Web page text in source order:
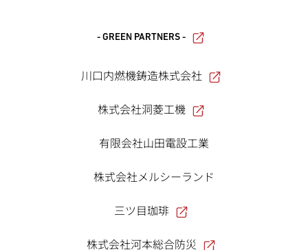
- GREEN PARTNERS -
川口内燃機鋳造株式会社
株式会社洞菱工機
有限会社山田電設工業
株式会社メルシーランド
三ツ目珈琲
株式会社河本総合防災